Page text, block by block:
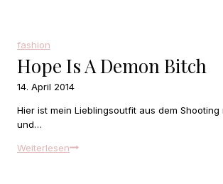
from
Las
Vegas
Seattle
fashion
Hope Is A Demon Bitch
14. April 2014
Hier ist mein Lieblingsoutfit aus dem Shooting
und…
WeiterlesenHope